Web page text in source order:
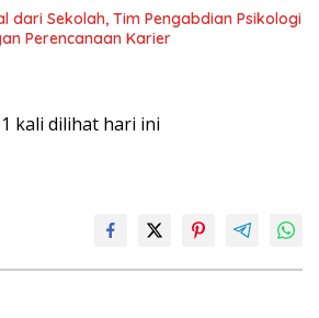
dari Sekolah, Tim Pengabdian Psikologi
Perencanaan Karier
kali dilihat hari ini